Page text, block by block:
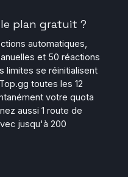
plan gratuit ?
automatiques,
et 50 réactions
limites se réinitialisent
toutes les 12
votre quota
aussi 1 route de
jusqu'à 200